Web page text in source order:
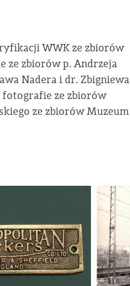
WWK ze zbiorów
ze zbiorów p. Andrzeja
Nadera i dr. Zbigniewa
fotografie ze zbiorów
ze zbiorów Muzeum